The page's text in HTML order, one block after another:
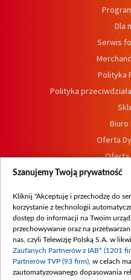
Dla
Serwis
Polityka
Polityka
Biuro
Oferta
Oferta
Procedura
Szanujemy Twoją prywatność
Kliknij "Akceptuję i przechodzę do
korzystanie z technologii
dostęp do informacji na Twoim
przechowywanie oraz na
nas, czyli Telewizję Polską S.A. w
Zaufanych Partnerów z IAB* (1201
Partnerów TVP (93 firm) , w celach
zautomatyzowanego dopasowania